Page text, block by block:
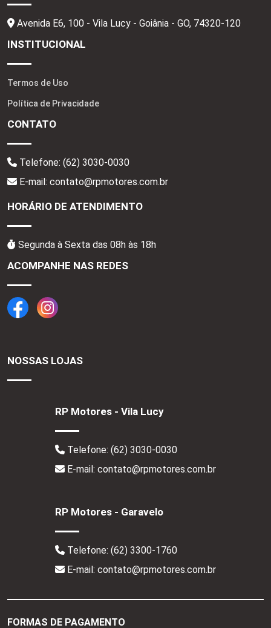
Avenida E6, 100 - Vila Lucy - Goiânia - GO, 74320-120
INSTITUCIONAL
Termos de Uso
Política de Privacidade
CONTATO
Telefone: (62) 3030-0030
E-mail: contato@rpmotores.com.br
HORÁRIO DE ATENDIMENTO
Segunda à Sexta das 08h às 18h
ACOMPANHE NAS REDES
NOSSAS LOJAS
RP Motores - Vila Lucy
Telefone: (62) 3030-0030
E-mail: contato@rpmotores.com.br
RP Motores - Garavelo
Telefone: (62) 3300-1760
E-mail: contato@rpmotores.com.br
FORMAS DE PAGAMENTO